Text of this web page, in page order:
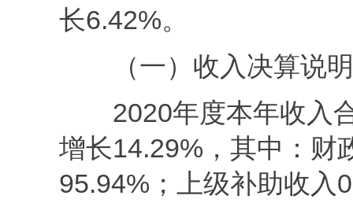
长6.42%。
（一） 收入决算说明
2020年度本年收入
增长14.29%，其中：财
95.94%；上级补助收入